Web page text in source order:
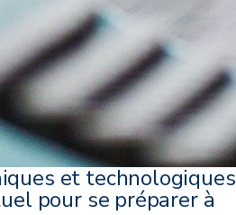
et
pour se préparer à